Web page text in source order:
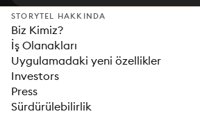
STORYTEL HAKKINDA
Biz Kimiz?
İş Olanakları
Uygulamadaki yeni özellikler
Investors
Press
Sürdürülebilirlik